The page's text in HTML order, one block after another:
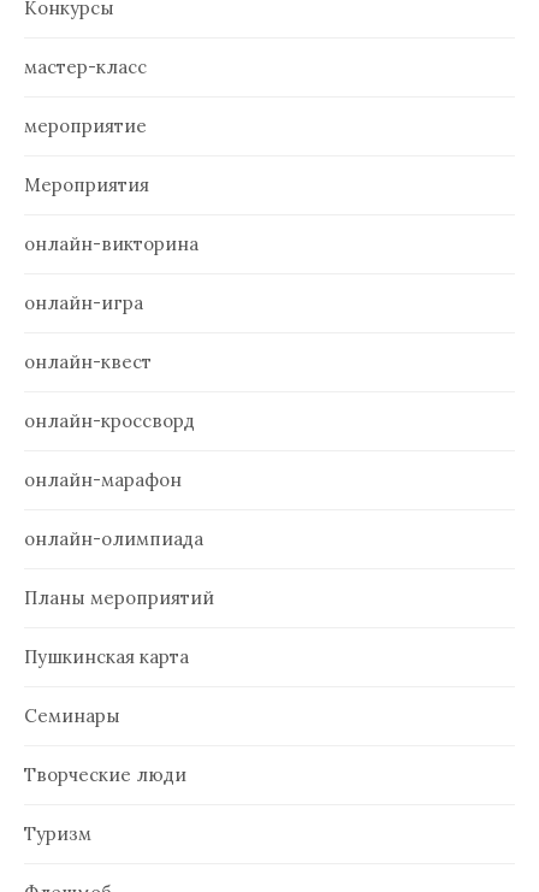
Конкурсы
мастер-класс
мероприятие
Мероприятия
онлайн-викторина
онлайн-игра
онлайн-квест
онлайн-кроссворд
онлайн-марафон
онлайн-олимпиада
Планы мероприятий
Пушкинская карта
Семинары
Творческие люди
Туризм